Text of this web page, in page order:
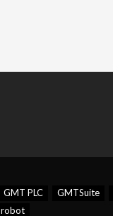
GMT PLC GMTSuite
robot